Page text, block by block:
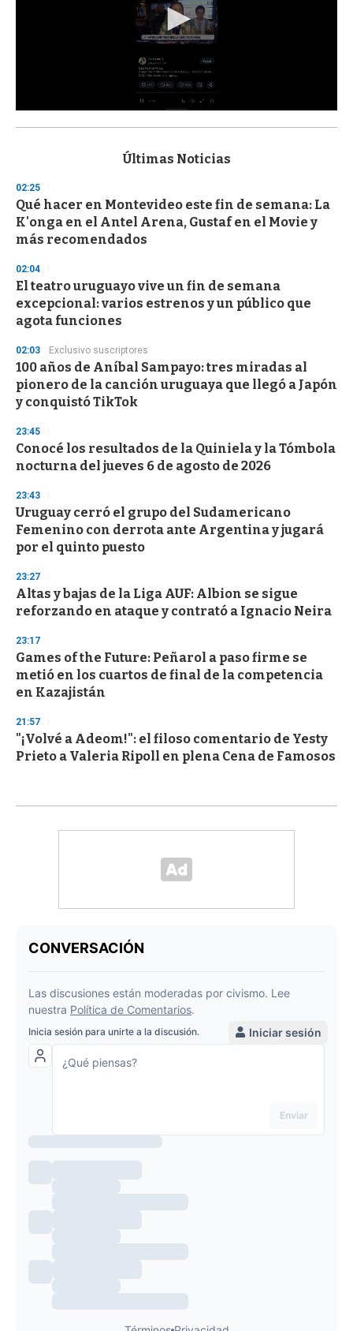
s
d
s
o
f
3
s
e
c
o
n
Últimas Noticias
02:25
Qué hacer en Montevideo este fin de semana: La
K'onga en el Antel Arena, Gustaf en el Movie y
más recomendados
02:04
El teatro uruguayo vive un fin de semana
excepcional: varios estrenos y un público que
agota funciones
02:03 Exclusivo suscriptores
100 años de Aníbal Sampayo: tres miradas al
pionero de la canción uruguaya que llegó a Japón
y conquistó TikTok
23:45
Conocé los resultados de la Quiniela y la Tómbola
nocturna del jueves 6 de agosto de 2026
23:43
Uruguay cerró el grupo del Sudamericano
Femenino con derrota ante Argentina y jugará
por el quinto puesto
23:27
Altas y bajas de la Liga AUF: Albion se sigue
reforzando en ataque y contrató a Ignacio Neira
23:17
Games of the Future: Peñarol a paso firme se
metió en los cuartos de final de la competencia
en Kazajistán
21:57
"¡Volvé a Adeom!": el filoso comentario de Yesty
Prieto a Valeria Ripoll en plena Cena de Famosos